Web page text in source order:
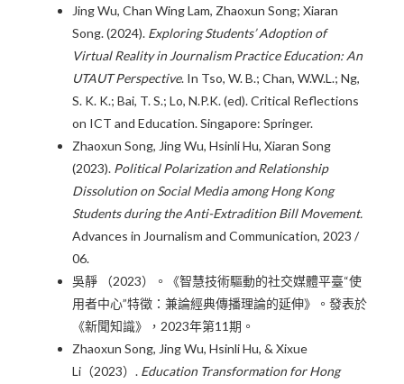
Jing Wu, Chan Wing Lam, Zhaoxun Song; Xiaran
Song. (2024). Exploring Students’ Adoption of
Virtual Reality in Journalism Practice Education: An
UTAUT Perspective. In Tso, W. B.; Chan, W.W.L.; Ng,
S. K. K.; Bai, T. S.; Lo, N.P.K. (ed). Critical Reflections
on ICT and Education. Singapore: Springer.
Zhaoxun Song, Jing Wu, Hsinli Hu, Xiaran Song
(2023). Political Polarization and Relationship
Dissolution on Social Media among Hong Kong
Students during the Anti-Extradition Bill Movement.
Advances in Journalism and Communication, 2023 /
06.
吳靜 （2023）。《智慧技術驅動的社交媒體平臺“使
用者中心”特徵：兼論經典傳播理論的延伸》。發表於
《新聞知識》，2023年第11期。
Zhaoxun Song, Jing Wu, Hsinli Hu, & Xixue
Li（2023）. Education Transformation for Hong